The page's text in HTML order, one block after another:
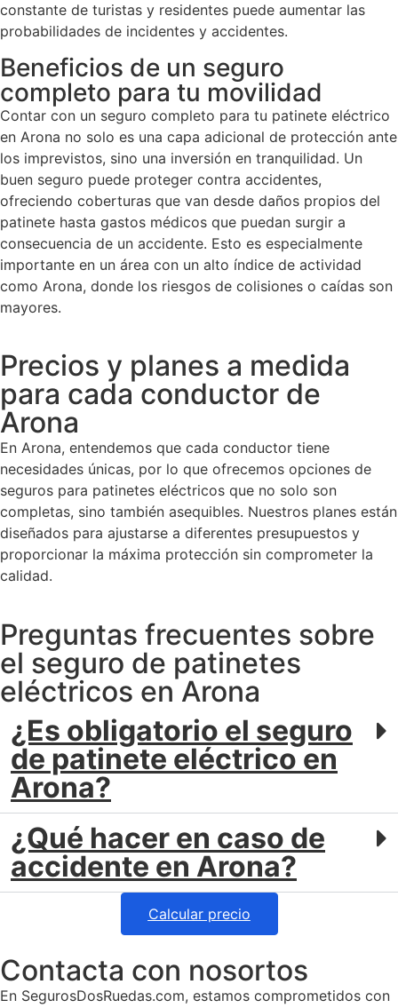
constante de turistas y residentes puede aumentar las
probabilidades de incidentes y accidentes.
Beneficios de un seguro
completo para tu movilidad
Contar con un seguro completo para tu patinete eléctrico
en Arona no solo es una capa adicional de protección ante
los imprevistos, sino una inversión en tranquilidad. Un
buen seguro puede proteger contra accidentes,
ofreciendo coberturas que van desde daños propios del
patinete hasta gastos médicos que puedan surgir a
consecuencia de un accidente. Esto es especialmente
importante en un área con un alto índice de actividad
como Arona, donde los riesgos de colisiones o caídas son
mayores.
Precios y planes a medida
para cada conductor de
Arona
En Arona, entendemos que cada conductor tiene
necesidades únicas, por lo que ofrecemos opciones de
seguros para patinetes eléctricos que no solo son
completas, sino también asequibles. Nuestros planes están
diseñados para ajustarse a diferentes presupuestos y
proporcionar la máxima protección sin comprometer la
calidad.
Preguntas frecuentes sobre
el seguro de patinetes
eléctricos en Arona
¿Es obligatorio el seguro
de patinete eléctrico en
Arona?
¿Qué hacer en caso de
accidente en Arona?
Calcular precio
Contacta con nosortos
En SegurosDosRuedas.com, estamos comprometidos con